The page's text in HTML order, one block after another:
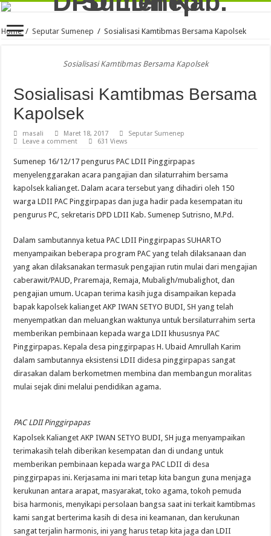
Home / Seputar Sumenep / Sosialisasi Kamtibmas Bersama Kapolsek
Sosialisasi Kamtibmas Bersama Kapolsek
Sosialisasi Kamtibmas Bersama
Kapolsek
masali Maret 18, 2017
Seputar Sumenep
Leave a comment
631 Views
Sumenep 16/12/17 pengurus PAC LDII Pinggirpapas
menyelenggarakan acara pangajian dan silaturrahim bersama
kapolsek kalianget. Dalam acara tersebut yang dihadiri oleh 150
warga LDII PAC Pinggirpapas dan juga hadir pada kesempatan itu
pengurus PC, sekretaris DPD LDII Kab. Sumenep Sutrisno, M.Pd.
Dalam sambutannya ketua PAC LDII Pinggirpapas SUHARTO
menyampaikan beberapa program PAC yang telah dilaksanaan dan
yang akan dilaksanakan termasuk pengajian rutin mulai dari mengajian
caberawit/PAUD, Praremaja, Remaja, Mubaligh/mubalighot, dan
pengajian umum. Ucapan terima kasih juga disampaikan kepada
bapak kapolsek kalianget AKP IWAN SETYO BUDI, SH yang telah
menyempatkan dan meluangkan waktunya untuk bersilaturrahim serta
memberikan pembinaan kepada warga LDII khususnya PAC
Pinggirpapas. Kepala desa pinggirpapas H. Ubaid Amrullah Karim
dalam sambutannya eksistensi LDII didesa pinggirpapas sangat
dirasakan dalam berkometmen membina dan membangun moralitas
mulai sejak dini melalui pendidikan agama.
PAC LDII Pinggirpapas
Kapolsek Kalianget AKP IWAN SETYO BUDI, SH juga menyampaikan
terimakasih telah diberikan kesempatan dan di undang untuk
memberikan pembinaan kepada warga PAC LDII di desa
pinggirpapas ini. Kerjasama ini mari tetap kita bangun guna menjaga
kerukunan antara arapat, masyarakat, toko agama, tokoh pemuda
bisa harmonis, menyikapi persolaan bangsa saat ini terkait kamtibmas
kami sangat berterima kasih di desa ini keamanan, dan kerukunan
sangat terjalin harmonis, ini yang harus tetap kita jaga dan LDII